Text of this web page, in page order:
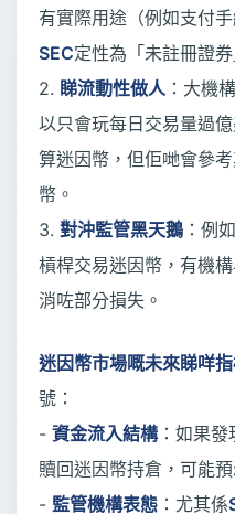
有實際用途（例如支付
SEC定性為「未註冊證
2. 睇流動性做人：大機
以只會玩每日交易量過
算迷因幣，但佢哋會參
幣。
3. 對沖監管黑天鵝 ：例如
槓桿交易迷因幣，有機
消咗部分損失。
迷因幣市場嘅未來睇咩指
號：
- 資金流入結構：如果發
贖回迷因幣持倉，可能
- 監管機構表態 ：尤其係